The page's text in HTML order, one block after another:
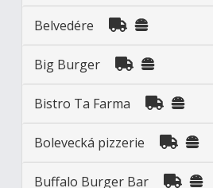
Belvedére
Big Burger
Bistro Ta Farma
Bolevecká pizzerie
Buffalo Burger Bar